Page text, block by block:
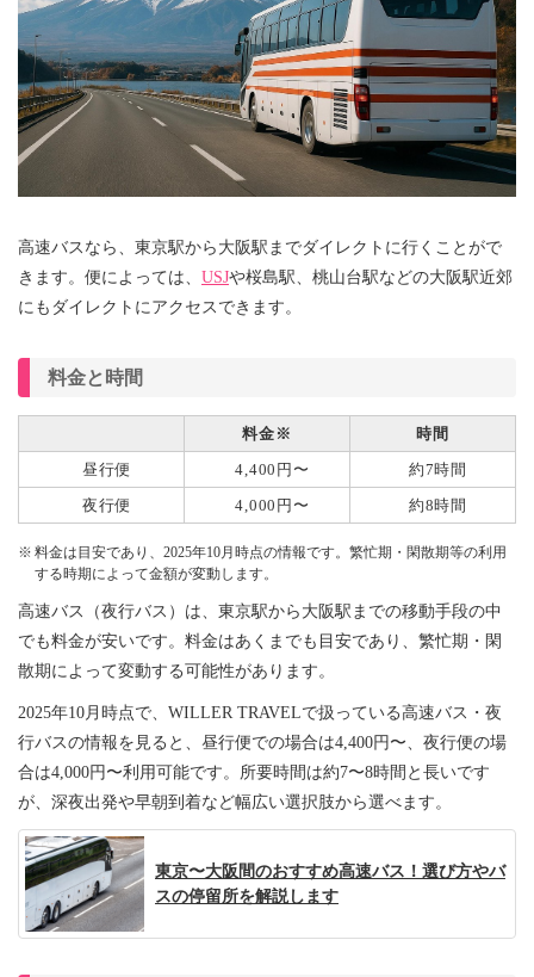
高速バスなら、東京駅から大阪駅までダイレクトに行くことがで
きます。便によっては、 USJや桜島駅、桃山台駅などの大阪駅近郊
にもダイレクトにアクセスできます。
料金と時間
料金※
時間
昼行便
4,400円〜
約7時間
夜行便
4,000円〜 約8時間
料金は目安であり、2025年10月時点の情報です。繁忙期・閑散期等の利用
する時期によって金額が変動します。
高速バス（夜行バス）は、東京駅から大阪駅までの移動手段の中
でも料金が安いです。料金はあくまでも目安であり、繁忙期・閑
散期によって変動する可能性があります。
2025年10月時点で、WILLER TRAVELで扱っている高速バス・夜
行バスの情報を見ると、昼行便での場合は4,400円〜、夜行便の場
合は4,000円〜利用可能です。所要時間は約7〜8時間と長いです
が、深夜出発や早朝到着など幅広い選択肢から選べます。
東京〜大阪間のおすすめ高速バス！選び方やバ
スの停留所を解説します